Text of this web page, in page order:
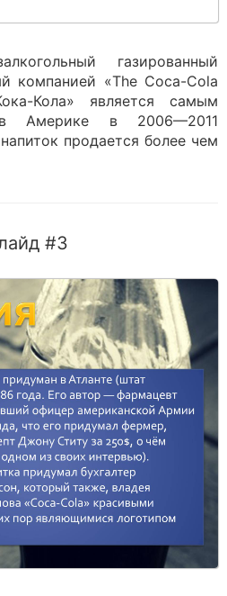
газированный
компанией «The Coca-Cola
Кола» является самым
Америке в 2006—2011
продается более чем
#3